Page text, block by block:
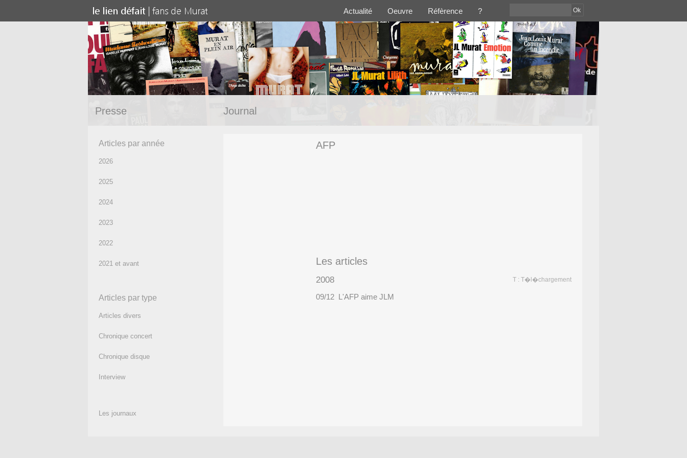
Presse Journal
Articles par année
2026
2025
2024
2023
2022
2021 et avant
Articles par type
Articles divers
Chronique concert
Chronique disque
Interview
Les journaux
AFP
Les articles
T : T�l�chargement
2008
09/12 L'AFP aime JLM
Ok
Actualité Oeuvre Réfèrence ?